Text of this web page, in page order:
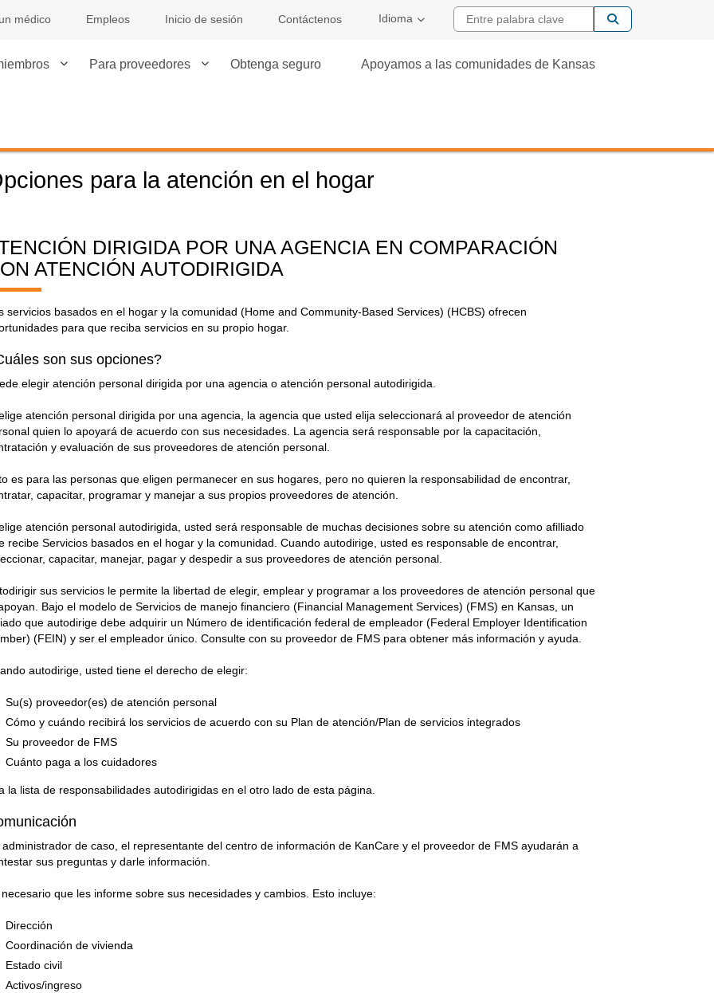
médico Empleos Inicio de sesión Contáctenos Idioma Entre palabra
Para proveedores Obtenga seguro Apoyamos a las comunidades de Kansas
para la atención en el hogar
DIRIGIDA POR UNA AGENCIA EN COMPARACIÓN
ATENCIÓN AUTODIRIGIDA
servicios basados en el hogar y la comunidad (Home and Community-Based Services) (HCBS) ofrecen
para que reciba servicios en su propio hogar.
son sus opciones?
elegir atención personal dirigida por una agencia o atención personal autodirigida.
atención personal dirigida por una agencia, la agencia que usted elija seleccionará al proveedor de atención
quien lo apoyará de acuerdo con sus necesidades. La agencia será responsable por la capacitación,
y evaluación de sus proveedores de atención personal.
es para las personas que eligen permanecer en sus hogares, pero no quieren la responsabilidad de encontrar,
capacitar, programar y manejar a sus propios proveedores de atención.
atención personal autodirigida, usted será responsable de muchas decisiones sobre su atención como afilliado
recibe Servicios basados en el hogar y la comunidad. Cuando autodirige, usted es responsable de encontrar,
capacitar, manejar, pagar y despedir a sus proveedores de atención personal.
sus servicios le permite la libertad de elegir, emplear y programar a los proveedores de atención personal que
Bajo el modelo de Servicios de manejo financiero (Financial Management Services) (FMS) en Kansas, un
que autodirige debe adquirir un Número de identificación federal de empleador (Federal Employer Identification
(FEIN) y ser el empleador único. Consulte con su proveedor de FMS para obtener más información y ayuda.
autodirige, usted tiene el derecho de elegir:
Su(s) proveedor(es) de atención personal
Cómo y cuándo recibirá los servicios de acuerdo con su Plan de atención/Plan de servicios integrados
Su proveedor de FMS
Cuánto paga a los cuidadores
la lista de responsabilidades autodirigidas en el otro lado de esta página.
administrador de caso, el representante del centro de información de KanCare y el proveedor de FMS ayudarán a
sus preguntas y darle información.
necesario que les informe sobre sus necesidades y cambios. Esto incluye:
Dirección
Coordinación de vivienda
Estado civil
Activos/ingreso